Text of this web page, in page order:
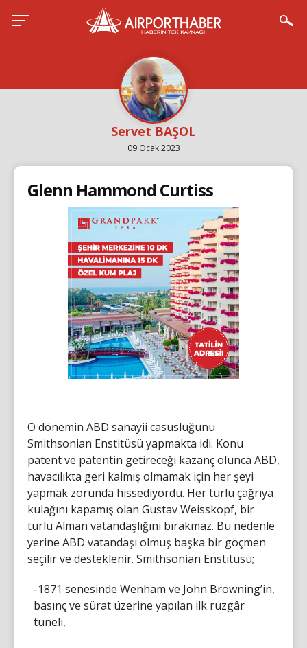
Servet BAŞOL
09 Ocak 2023
Glenn Hammond Curtiss
O dönemin ABD sanayii casusluğunu
Smithsonian Enstitüsü yapmakta idi. Konu
patent ve patentin getireceği kazanç olunca ABD,
havacılıkta geri kalmış olmamak için her şeyi
yapmak zorunda hissediyordu. Her türlü çağrıya
kulağını kapamış olan Gustav Weisskopf, bir
türlü Alman vatandaşlığını bırakmaz. Bu nedenle
yerine ABD vatandaşı olmuş başka bir göçmen
seçilir ve desteklenir. Smithsonian Enstitüsü;
-1871 senesinde Wenham ve John Browning’in,
basınç ve sürat üzerine yapılan ilk rüzgâr
tüneli,